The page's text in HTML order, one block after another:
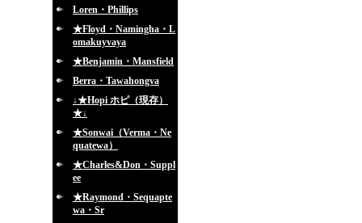
Loren・Phillips
★Floyd・Namingha・L
omakuyvaya
★Benjamin・Mansfield
Berra・Tawahongva
↓★Hopi ホピ（現存）
★↓
★Sonwai（Verma・Ne
quatewa）
★Charles&Don・Suppl
ee
★Raymond・Sequapte
wa・Sr